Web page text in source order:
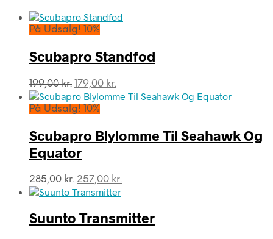
På Udsalg! 10%
Scubapro Standfod
199,00kr. Den
oprindelige
pris
199,00 kr..
179,00 kr.
aktuelle
179,00 kr..
På Udsalg! 10%
Scubapro Blylomme Til Seahawk Og
Equator
285,00kr. Den
oprindelige
var:
285,00 kr..
257,00 kr.
er:
257,00 kr..
Suunto Transmitter